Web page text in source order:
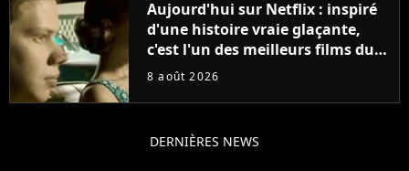
Aujourd'hui sur Netflix : inspiré
d'une histoire vraie glaçante,
c'est l'un des meilleurs films du
21ème siècle
8 août 2026
DERNIÈRES NEWS